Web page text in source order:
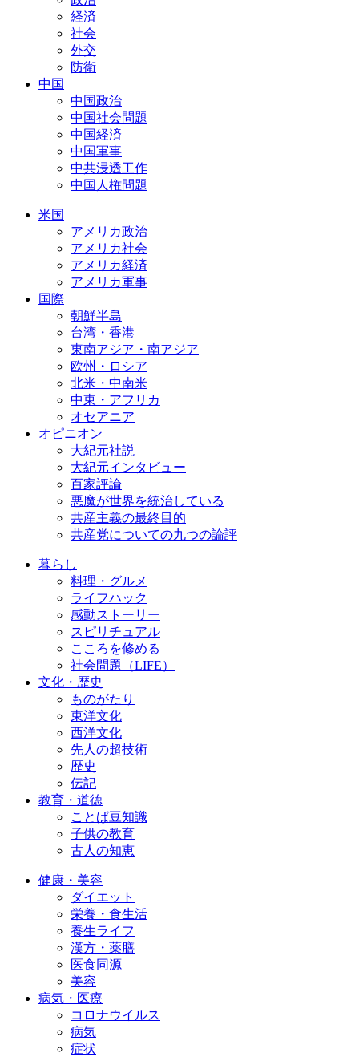
経済
社会
外交
防衛
中国
中国政治
中国社会問題
中国経済
中国軍事
中共浸透工作
中国人権問題
米国
アメリカ政治
アメリカ社会
アメリカ経済
アメリカ軍事
国際
朝鮮半島
台湾・香港
東南アジア・南アジア
欧州・ロシア
北米・中南米
中東・アフリカ
オセアニア
オピニオン
大紀元社説
大紀元インタビュー
百家評論
悪魔が世界を統治している
共産主義の最終目的
共産党についての九つの論評
暮らし
料理・グルメ
ライフハック
感動ストーリー
スピリチュアル
こころを修める
社会問題（LIFE）
文化・歴史
ものがたり
東洋文化
西洋文化
先人の超技術
歴史
伝記
教育・道徳
ことば豆知識
子供の教育
古人の知恵
健康・美容
ダイエット
栄養・食生活
養生ライフ
漢方・薬膳
医食同源
美容
病気・医療
コロナウイルス
病気
症状